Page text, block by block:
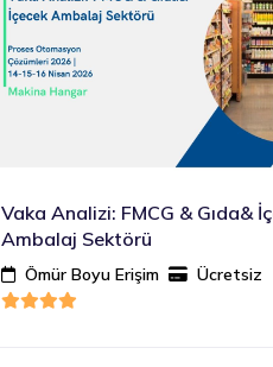
Vaka Analizi: FMCG & Gıda&
Ambalaj Sektörü
Ömür Boyu Erişim Ücretsiz